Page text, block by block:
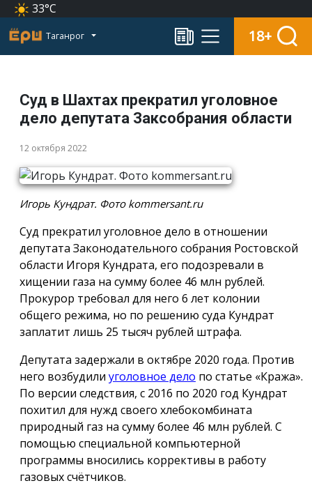
33°C
Таганрог 18+
Суд в Шахтах прекратил уголовное
дело депутата Заксобрания области
12 октября 2022
Игорь Кундрат. Фото kommersant.ru
Суд прекратил уголовное дело в отношении
депутата Законодательного собрания Ростовской
области Игоря Кундрата, его подозревали в
хищении газа на сумму более 46 млн рублей.
Прокурор требовал для него 6 лет колонии
общего режима, но по решению суда Кундрат
заплатит лишь 25 тысяч рублей штрафа.
Депутата задержали в октябре 2020 года. Против
него возбудили уголовное дело по статье «Кража».
По версии следствия, с 2016 по 2020 год Кундрат
похитил для нужд своего хлебокомбината
природный газ на сумму более 46 млн рублей. С
помощью специальной компьютерной
программы вносились коррективы в работу
газовых счётчиков.